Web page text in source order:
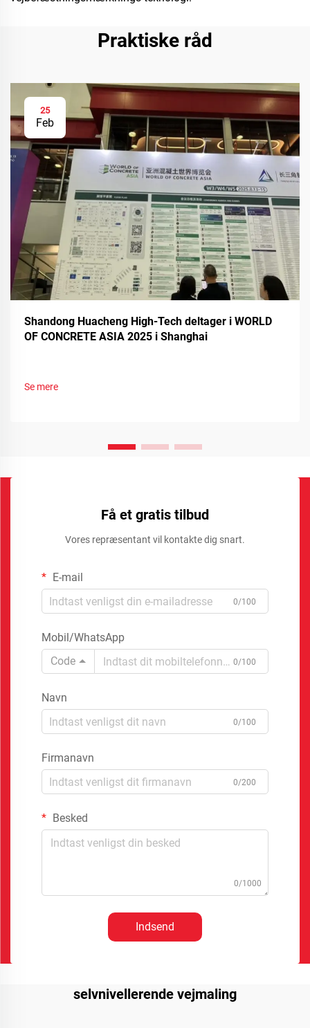
Praktiske råd
25
Feb
Shandong Huacheng High-Tech deltager i WORLD
OF CONCRETE ASIA 2025 i Shanghai
Se mere
Få et gratis tilbud
Vores repræsentant vil kontakte dig snart.
E-mail
0/100
Mobil/WhatsApp
Code
0/100
Navn
0/100
Firmanavn
0/200
Besked
0/1000
Indsend
selvnivellerende vejmaling